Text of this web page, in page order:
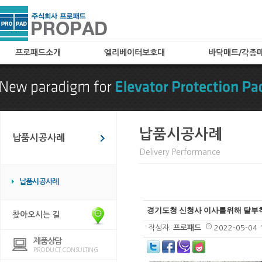
프로패드소개
특허 및 자격
찾아오시는 길
엘리베이터보호대
B타입(메쉬타입)
C타입
카페트(엘레가드) 타입
칼라보드(아트보드) 타입
엘리베이터 관련용품
바닥매트/각종
로비매트
보호용매트
현관매트
납품시공사례
납품시공사례
찾아오시는 길
제품상담
PRODUCT CONSULTING
납품시공사례
Delivery Performance
경기도청 신청사 이사를위해 탈
작성자: 프로패드 2022-05-04